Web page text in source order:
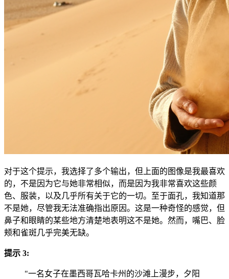
对于这个提示，我选择了多个输出，但上面的图像是我最喜欢
的，不是因为它与她非常相似，而是因为我非常喜欢这些颜
色、服装，以及几乎所有关于它的一切。至于面孔，我知道那
不是她，尽管我无法准确指出原因。这是一种奇怪的感觉，但
鼻子和眼睛的某些地方清楚地表明这不是她。然而，嘴巴、脸
颊和雀斑几乎完美无缺。
提示 3:
"一名女子在墨西哥瓦哈卡州的沙滩上漫步，夕阳